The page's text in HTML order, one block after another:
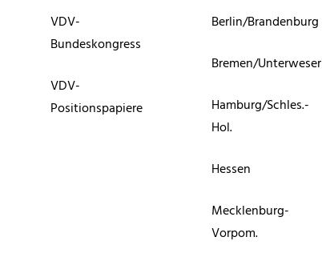
VDV-
Bundeskongress
VDV-
Positionspapiere
Berlin/Brandenburg
Bremen/Unterweser
Hamburg/Schles.-
Hol.
Hessen
Mecklenburg-
Vorpom.